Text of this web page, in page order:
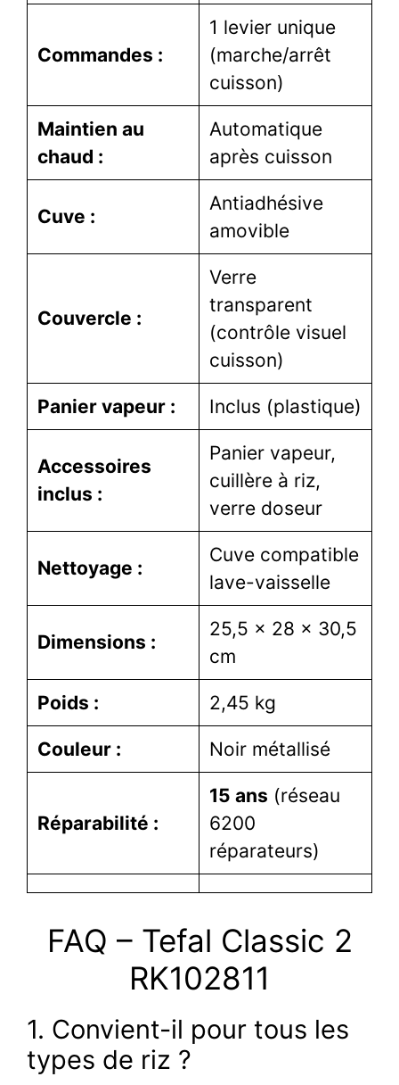
Commandes :
1 levier unique
(marche/arrêt
cuisson)
Maintien au
chaud :
Automatique
après cuisson
Cuve :
Antiadhésive
amovible
Couvercle :
Verre
transparent
(contrôle visuel
cuisson)
Panier vapeur : Inclus (plastique)
Accessoires
inclus :
Panier vapeur,
cuillère à riz,
verre doseur
Nettoyage :
Cuve compatible
lave-vaisselle
Dimensions :
25,5 x 28 x 30,5
cm
Poids : 2,45 kg
Couleur : Noir métallisé
Réparabilité :
15 ans (réseau
6200
réparateurs)
FAQ – Tefal Classic 2
RK102811
1. Convient-il pour tous les
types de riz ?